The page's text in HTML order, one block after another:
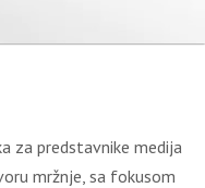
za predstavnike medija
mržnje, sa fokusom